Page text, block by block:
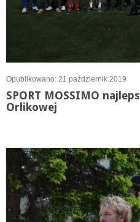
Opublikowano: 21 październik 2019
SPORT MOSSIMO
Orlikowej